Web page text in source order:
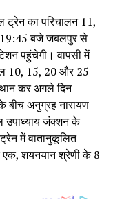
ट्रेन का परिचालन 11,
19:45 बजे जबलपुर से
पहुंचेगी। वापसी में
10, 15, 20 और 25
कर अगले दिन
बीच अनुग्रह नारायण
उपाध्याय जंक्शन के
में वातानुकूलित
एक, शयनयान श्रेणी के 8